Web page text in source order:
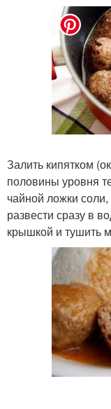
Залить кипятком
половины уровня
чайной ложки
развести сразу в
крышкой и тушить